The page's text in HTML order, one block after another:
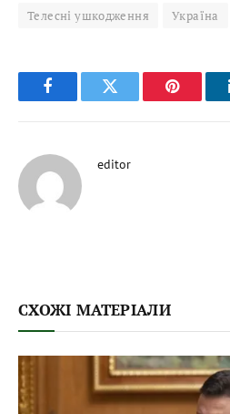
Телесні ушкодження
Україна
FacebookTwitter Pinterest
editor
СХОЖІ МАТЕРІАЛИ